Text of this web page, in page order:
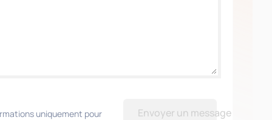
uniquement pour
Envoyer un message